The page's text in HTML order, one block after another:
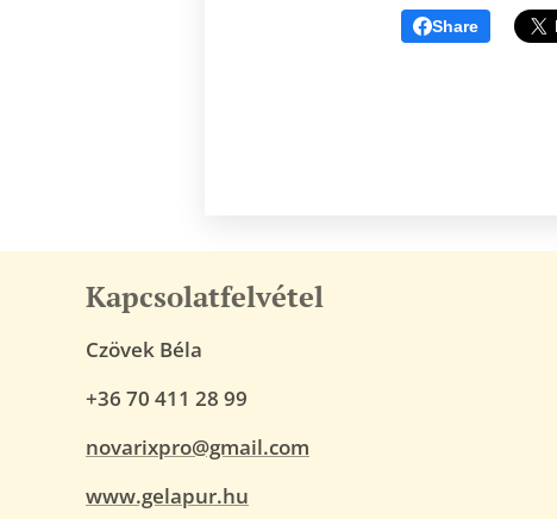
Share
Kapcsolatfelvétel
Czövek Béla
+36 70 411 28 99
novarixpro@gmail.com
www.gelapur.hu